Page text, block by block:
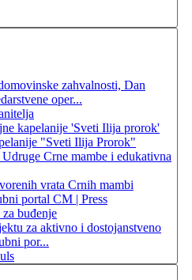
zahvalnosti, Dan
oper...
kapelanije 'Sveti Ilija prorok'
Crne mambe i edukativna
portal CM | Press
za aktivno i dostojanstveno
por...